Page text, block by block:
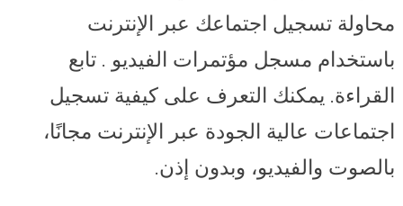
محاولة تسجيل اجتماعك عبر الإنترنت
باستخدام مسجل مؤتمرات الفيديو . تابع
القراءة. يمكنك التعرف على كيفية تسجيل
اجتماعات عالية الجودة عبر الإنترنت مجانًا،
بالصوت والفيديو، وبدون إذن.